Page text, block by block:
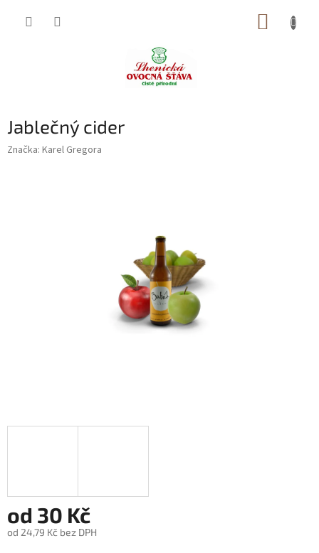
Jablečný cider
Značka: Karel Gregora
od 30 Kč
od 24,79 Kč bez DPH